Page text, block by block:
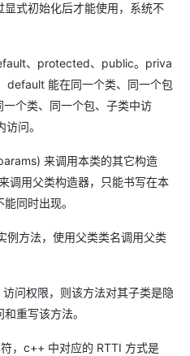
式初始化后才能使用，系统不
、protected、public。priva
default 能在同一个类、同一个包
个类、同一个包、子类中访
问。
来调用本类的其它构造
调用父类构造器，只能书写在本
同时出现。
例方法，使用父类类名调用父类
问权限，则该方法对其子类是隐
重写该方法。
，c++ 中对应的 RTTI 方式是